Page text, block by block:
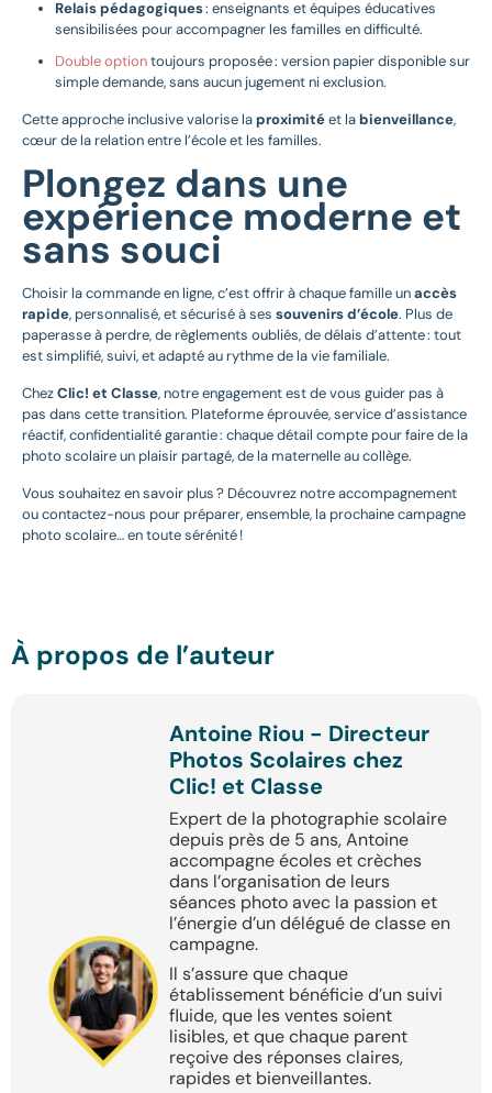
Relais pédagogiques: enseignants et équipes éducatives
sensibilisées pour accompagner les familles en difficulté.
Double optiontoujours proposée : version papier disponible sur
simple demande, sans aucun jugement ni exclusion.
Cette approche inclusive valorise laproximitéet labienveillance,
cœur de la relation entre l’école et les familles.
Plongez dans une
expérience moderne et
sans souci
Choisir la commande en ligne, c’est offrir à chaque famille unaccès
rapide, personnalisé, et sécurisé à ses souvenirs d’école. Plus de
paperasse à perdre, de règlements oubliés, de délais d’attente : tout
est simplifié, suivi, et adapté au rythme de la vie familiale.
ChezClic! et Classe, notre engagement est de vous guider pas à
pas dans cette transition. Plateforme éprouvée, service d’assistance
réactif, confidentialité garantie : chaque détail compte pour faire de la
photo scolaire un plaisir partagé, de la maternelle au collège.
Vous souhaitez en savoir plus ? Découvrez notre accompagnement
ou contactez-nous pour préparer, ensemble, la prochaine campagne
photo scolaire… en toute sérénité !
À propos de l’auteur
Antoine Riou - Directeur
Photos Scolaires chez
Clic! et Classe
Expert de la photographie scolaire
depuis près de 5 ans, Antoine
accompagne écoles et crèches
dans l’organisation de leurs
séances photo avec la passion et
l’énergie d’un délégué de classe en
campagne.
Il s’assure que chaque
établissement bénéficie d’un suivi
fluide, que les ventes soient
lisibles, et que chaque parent
reçoive des réponses claires,
rapides et bienveillantes.